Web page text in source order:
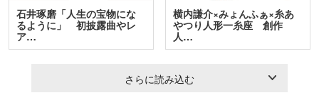
石井琢磨「人生の宝物にな
るように」 初披露曲やレ
ア…
横内謙介×みょんふぁ×糸あ
やつり人形一糸座 創作
人…
さらに読み込む